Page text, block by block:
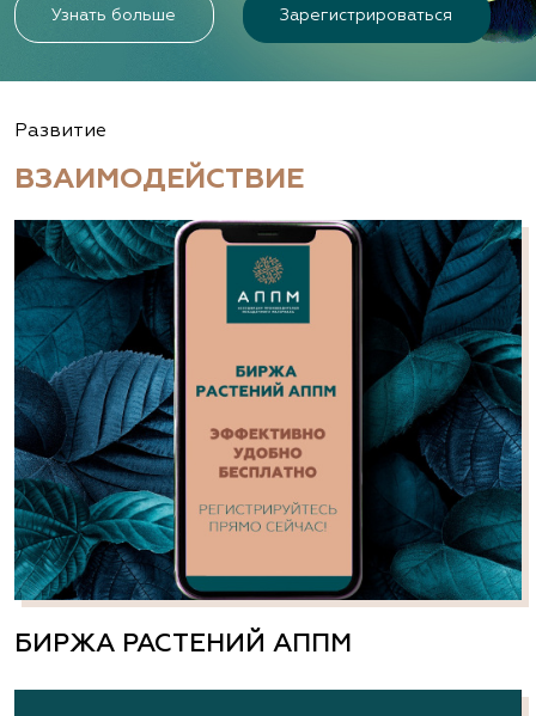
Узнать больше Зарегистрироваться
Развитие
ВЗАИМОДЕЙСТВИЕ
БИРЖА РАСТЕНИЙ АППМ